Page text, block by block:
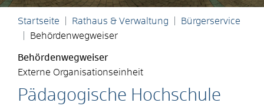
Startseite Rathaus & Verwaltung
Bürgerservice
Behördenwegweiser
Behördenwegweiser
Externe Organisationseinheit
Pädagogische Hochschule